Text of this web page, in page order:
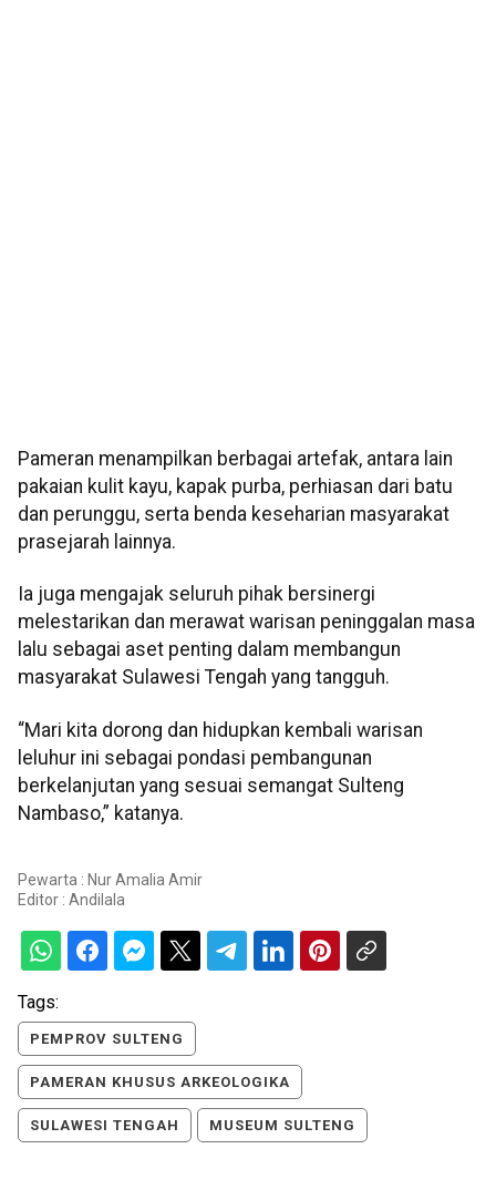
Pameran menampilkan berbagai artefak, antara lain
pakaian kulit kayu, kapak purba, perhiasan dari batu
dan perunggu, serta benda keseharian masyarakat
prasejarah lainnya.
Ia juga mengajak seluruh pihak bersinergi
melestarikan dan merawat warisan peninggalan masa
lalu sebagai aset penting dalam membangun
masyarakat Sulawesi Tengah yang tangguh.
“Mari kita dorong dan hidupkan kembali warisan
leluhur ini sebagai pondasi pembangunan
berkelanjutan yang sesuai semangat Sulteng
Nambaso,” katanya.
Pewarta : Nur Amalia Amir
Editor : Andilala
Tags:
PEMPROV SULTENG
PAMERAN KHUSUS ARKEOLOGIKA
SULAWESI TENGAH MUSEUM SULTENG